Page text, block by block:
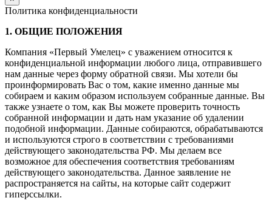
Политика конфиденциальности
1. ОБЩИЕ ПОЛОЖЕНИЯ
Компания «Первый Умелец» с уважением относится к
конфиденциальной информации любого лица, отправившего
нам данные через форму обратной связи. Мы хотели бы
проинформировать Вас о том, какие именно данные мы
собираем и каким образом используем собранные данные. Вы
также узнаете о том, как Вы можете проверить точность
собранной информации и дать нам указание об удалении
подобной информации. Данные собираются, обрабатываются
и используются строго в соответствии с требованиями
действующего законодательства РФ. Мы делаем все
возможное для обеспечения соответствия требованиям
действующего законодательства. Данное заявление не
распространяется на сайты, на которые сайт содержит
гиперссылки.